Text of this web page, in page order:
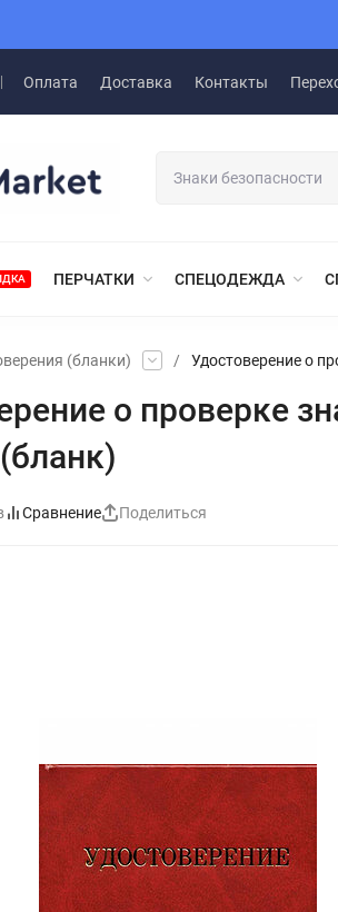
Оплата Доставка Контакты
ПЕРЧАТКИ СПЕЦОДЕЖДА
(бланки) / Удостоверение о
о проверке
Сравнение Поделиться